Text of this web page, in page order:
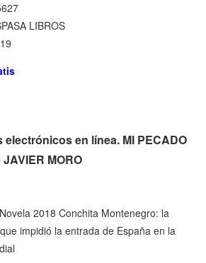
LIBROS
en línea. MI PECADO
MORO
2018 Conchita Montenegro: la
impidió la entrada de España en la